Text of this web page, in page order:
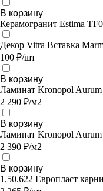
В корзину
Керамогранит Estima
Декор Vitra Вставка
100 ₽/шт
В корзину
Ламинат Kronopol
2 290 ₽/м2
В корзину
Ламинат Kronopol
2 390 ₽/м2
В корзину
1.50.622 Европласт